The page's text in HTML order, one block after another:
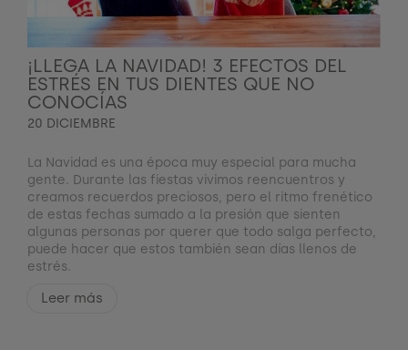
¡LLEGA LA NAVIDAD! 3 EFECTOS DEL
ESTRÉS EN TUS DIENTES QUE NO
CONOCÍAS
20 DICIEMBRE
La Navidad es una época muy especial para mucha
gente. Durante las fiestas vivimos reencuentros y
creamos recuerdos preciosos, pero el ritmo frenético
de estas fechas sumado a la presión que sienten
algunas personas por querer que todo salga perfecto,
puede hacer que estos también sean días llenos de
estrés.
Leer más